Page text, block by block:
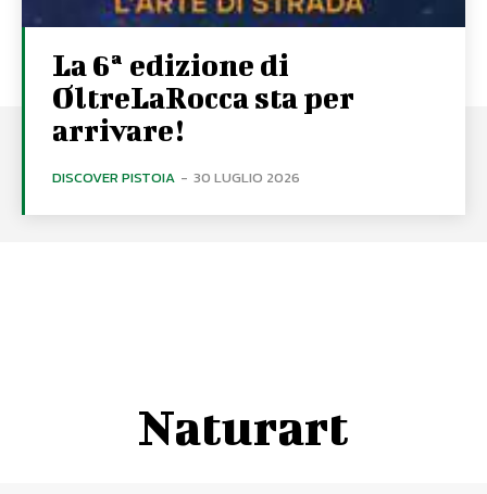
La 6ª edizione di
OltreLaRocca sta per
arrivare!
DISCOVER PISTOIA - 30 LUGLIO 2026
Naturart